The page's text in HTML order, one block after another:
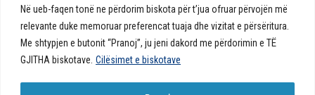
Në ueb-faqen tonë ne përdorim biskota për t’jua ofruar përvojën më
relevante duke memoruar preferencat tuaja dhe vizitat e përsëritura.
Me shtypjen e butonit “Pranoj”, ju jeni dakord me përdorimin e TË
GJITHA biskotave. Cilësimet e biskotave
këshilla shëndetësore rreth
shëndetit tuaj. Ne kemi krijuar
një ueb portal që do t'ju ofrojë
përgjigjet e pyetjeve tuaja në
Ul. Skupi 5A Shkup
Sistina - Bëhet
fjalë për jetën!